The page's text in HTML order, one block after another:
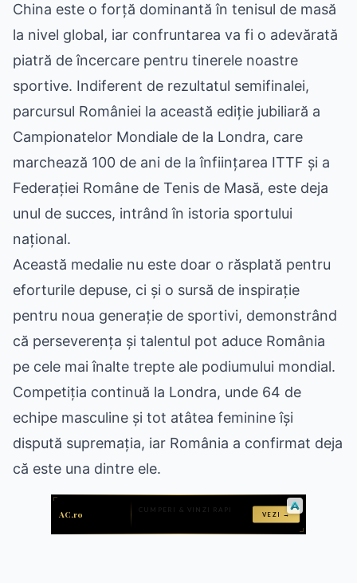
China este o forță dominantă în tenisul de masă
la nivel global, iar confruntarea va fi o adevărată
piatră de încercare pentru tinerele noastre
sportive. Indiferent de rezultatul semifinalei,
parcursul României la această ediție jubiliară a
Campionatelor Mondiale de la Londra, care
marchează 100 de ani de la înființarea ITTF și a
Federației Române de Tenis de Masă, este deja
unul de succes, intrând în istoria sportului
național.
Această medalie nu este doar o răsplată pentru
eforturile depuse, ci și o sursă de inspirație
pentru noua generație de sportivi, demonstrând
că perseverența și talentul pot aduce România
pe cele mai înalte trepte ale podiumului mondial.
Competiția continuă la Londra, unde 64 de
echipe masculine și tot atâtea feminine își
dispută supremația, iar România a confirmat deja
că este una dintre ele.